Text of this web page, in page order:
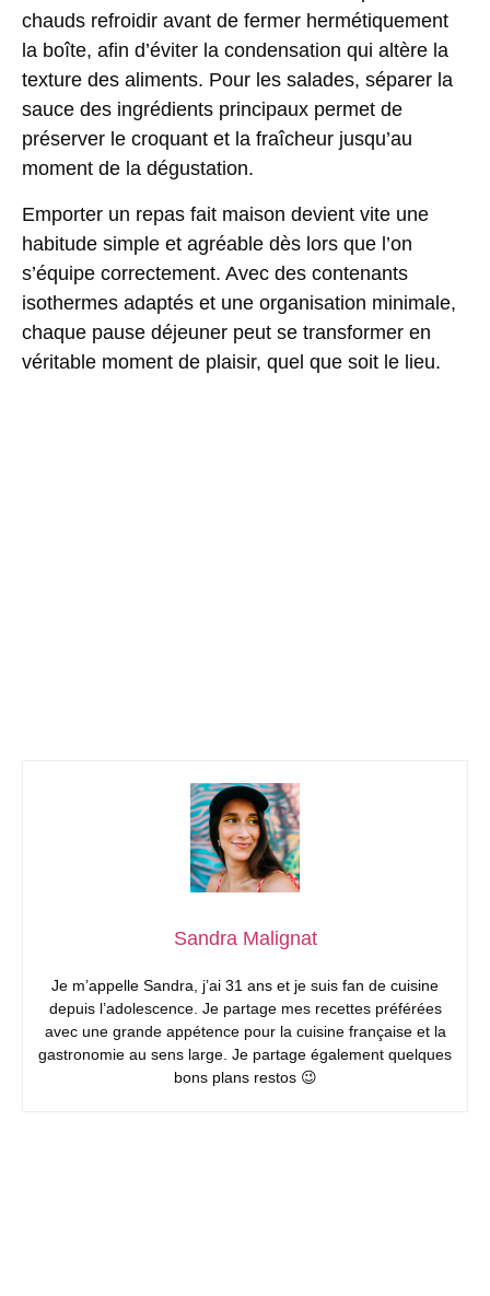
chauds refroidir avant de fermer hermétiquement
la boîte, afin d’éviter la condensation qui altère la
texture des aliments. Pour les salades, séparer la
sauce des ingrédients principaux permet de
préserver le croquant et la fraîcheur jusqu’au
moment de la dégustation.
Emporter un repas fait maison devient vite une
habitude simple et agréable dès lors que l’on
s’équipe correctement. Avec des contenants
isothermes adaptés et une organisation minimale,
chaque pause déjeuner peut se transformer en
véritable moment de plaisir, quel que soit le lieu.
Sandra Malignat
Je m’appelle Sandra, j’ai 31 ans et je suis fan de cuisine
depuis l’adolescence. Je partage mes recettes préférées
avec une grande appétence pour la cuisine française et la
gastronomie au sens large. Je partage également quelques
bons plans restos 😉